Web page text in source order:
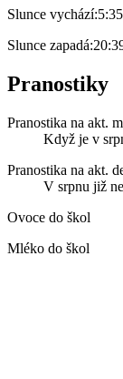
Slunce vychází:5:35
Slunce zapadá:
Pranostiky
Pranostika na akt.
Když je v
Pranostika na akt.
V srpnu již
Ovoce do škol
Mléko do škol